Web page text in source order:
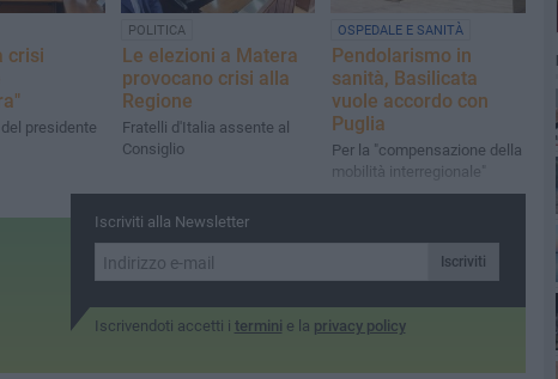
crisi
presidente
POLITICA
Le elezioni a Matera
provocano crisi alla
Regione
Fratelli d'Italia assente al
Consiglio
OSPEDALE E SANITÀ
Pendolarismo in
sanità, Basilicata
vuole accordo con
Puglia
Per la "compensazione della
mobilità interregionale"
Iscriviti alla Newsletter
Iscriviti
Iscrivendoti accetti i termini e la privacy policy